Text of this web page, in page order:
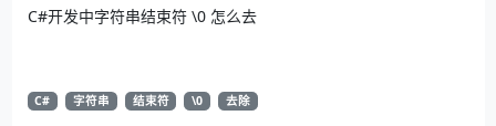
C#开发中字符串结束符 \0 怎么去
C# 字符串 结束符 \0 去除